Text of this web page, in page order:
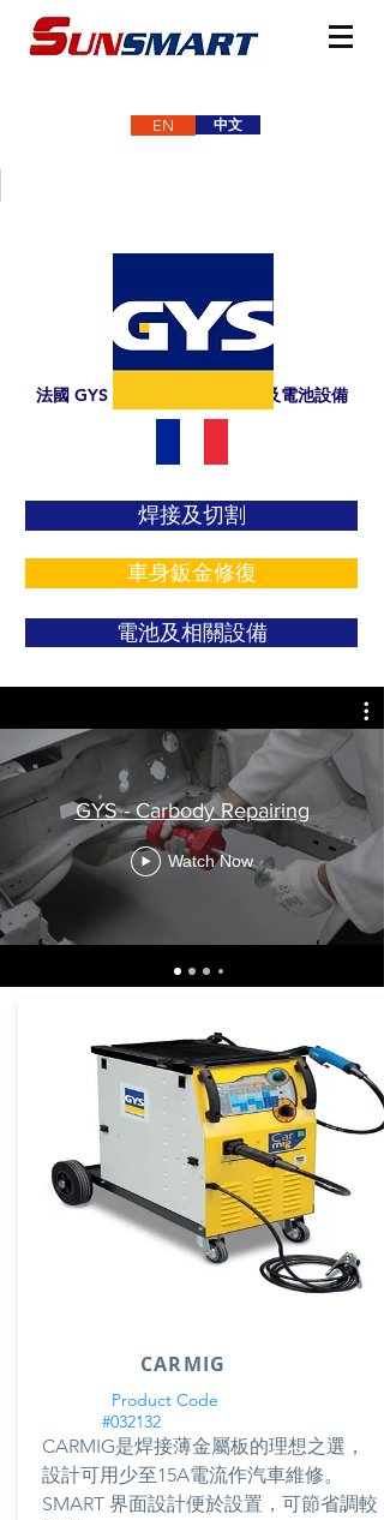
EN 中文
法國 GYS 車身焊接、鈑金工具及電池設備
焊接及切割
車身鈑金修復
電池及相關設備
GYS - Carbody Repairing
Watch Now
CARMIG
Product Code
#032132
CARMIG是焊接薄金屬板的理想之選，
設計可用少至15A電流作汽車維修。
SMART 界面設計便於設置，可節省調較